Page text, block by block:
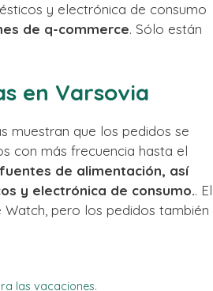
y electrónica de consumo
de q-commerce. Sólo están
en Varsovia
muestran que los pedidos se
con más frecuencia hasta el
de alimentación, así
y electrónica de consumo.. El
pero los pedidos también
las vacaciones.